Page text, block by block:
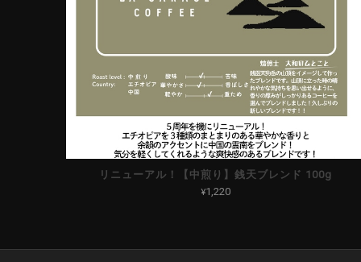
リニューアル！【中煎り】銭天ブレンド 100g
¥1,220